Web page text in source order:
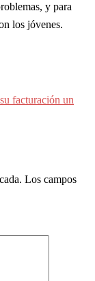
y para
los jóvenes.
facturación un
Los campos